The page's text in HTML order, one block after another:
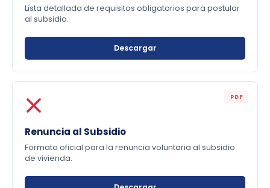
Lista detallada de requisitos obligatorios para postular
al subsidio.
Descargar
PDF
Renuncia al Subsidio
Formato oficial para la renuncia voluntaria al subsidio
de vivienda.